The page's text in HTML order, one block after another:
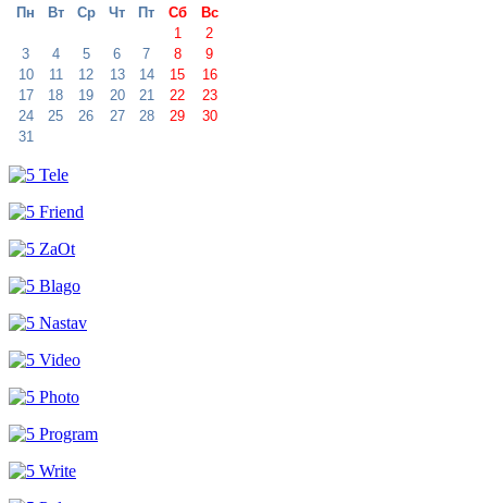
Пн Вт Ср Чт Пт Сб
Вс
1
2
3
4 5 6 7 8
9
10
11 12 13 14 15
16
17
18 19 20 21 22
23
24
25 26 27 28 29
30
31